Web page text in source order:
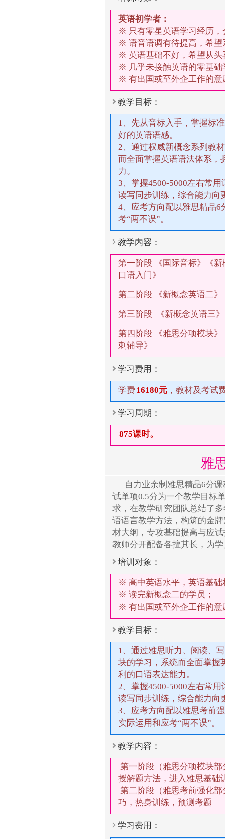
英语初学者：
※ 只有零星英语学习经历，
※ 语音语调有待提高，希望
※ 英语基础不好，希望从头
※ 几乎未接触英语的零基础
※ 有出国或至外企工作的
教学目标：
1、先从音标入手，掌握标
好的英语语感。
2、通过权威新概念系列教
而全面掌握英语语法体系，
力。
3、掌握4500-5000左右常
读写同步训练，综合能力向
4、应考方向配以雅思精品
考“两不误”。
教学内容：
第一阶段 《国际音标》《
口语入门》
第二阶段 《新概念英语二
第三阶段 《新概念英语三
第四阶段 《雅思分项模块
刺辅导》
学习费用：
学费16180元 ，教材及考试
学习周期：
875课时。
雅
自力业余制雅思精品6分
试单项0.5分为一个教学目标
求，在教学研究团队总结了
语语言教学方法，构筑的金
材大纲，专攻基础提高与应
教师分开配备各擅其长，为
培训对象：
※ 高中英语水平，英语基础
※ 读完新概念二的学员；
※ 有出国或至外企工作的
教学目标：
1、通过雅思听力、阅读、
块的学习，系统而全面掌握
利的口语表达能力。
2、掌握4500-5000左右常
读写同步训练，综合能力向
3、应考方向配以雅思考前
实际运用和应考“两不误”。
教学内容：
第一阶段（雅思分项模块
授解题方法，进入雅思基础
第二阶段（雅思考前强化
巧，热身训练，预测考题
学习费用：